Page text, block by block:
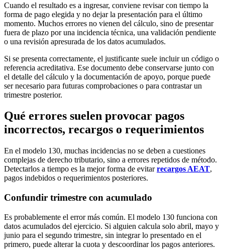
Cuando el resultado es a ingresar, conviene revisar con tiempo la
forma de pago elegida y no dejar la presentación para el último
momento. Muchos errores no vienen del cálculo, sino de presentar
fuera de plazo por una incidencia técnica, una validación pendiente
o una revisión apresurada de los datos acumulados.
Si se presenta correctamente, el justificante suele incluir un código o
referencia acreditativa. Ese documento debe conservarse junto con
el detalle del cálculo y la documentación de apoyo, porque puede
ser necesario para futuras comprobaciones o para contrastar un
trimestre posterior.
Qué errores suelen provocar pagos
incorrectos, recargos o requerimientos
En el modelo 130, muchas incidencias no se deben a cuestiones
complejas de derecho tributario, sino a errores repetidos de método.
Detectarlos a tiempo es la mejor forma de evitarrecargos AEAT,
pagos indebidos o requerimientos posteriores.
Confundir trimestre con acumulado
Es probablemente el error más común. El modelo 130 funciona con
datos acumulados del ejercicio. Si alguien calcula solo abril, mayo y
junio para el segundo trimestre, sin integrar lo presentado en el
primero, puede alterar la cuota y descoordinar los pagos anteriores.